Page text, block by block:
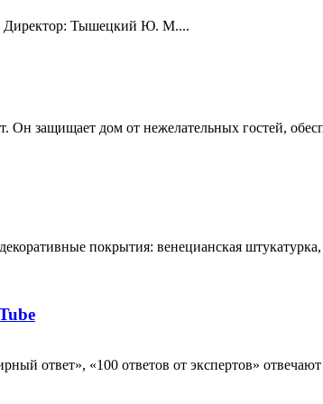
Директор: Тышецкий Ю. М....
защищает дом от нежелательных гостей,
покрытия: венецианская
ответ», «100 ответов от экспертов»